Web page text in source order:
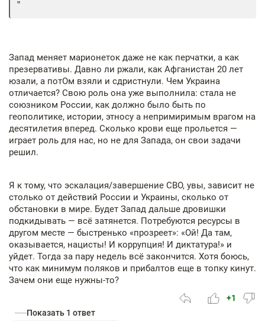
Запад меняет марионеток даже не как перчатки, а как
презервативы. Давно ли ржали, как Афганистан 20 лет
юзали, а потОм взяли и сдристнули. Чем Украина
отличается? Свою роль она уже выполнила: стала не
союзником России, как должно было быть по
геополитике, истории, этносу а непримиримым врагом на
десятилетия вперед. Сколько крови еще прольется —
играет роль для нас, но не для Запада, он свои задачи
решил.
Я к тому, что эскалация/завершение СВО, увы, зависит не
столько от действий России и Украины, сколько от
обстановки в мире. Будет Запад дальше дровишки
подкидывать — всё затянется. Потребуются ресурсы в
другом месте — быстренько «прозреет»: «Ой! Да там,
оказывается, нацисты! И коррупция! И диктатура!» и
уйдет. Тогда за пару недель всё закончится. Хотя боюсь,
что как минимум поляков и прибалтов еще в топку кинут.
Зачем они еще нужны-то?
+1
Показать 1 ответ